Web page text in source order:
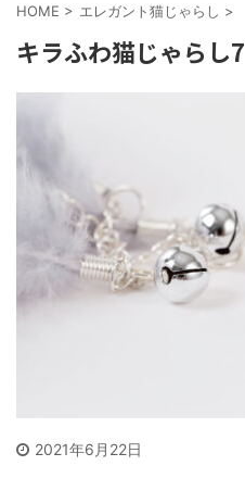
HOME > エレガント猫じゃらし >
キラふわ猫じゃらし7
2021年6月22日